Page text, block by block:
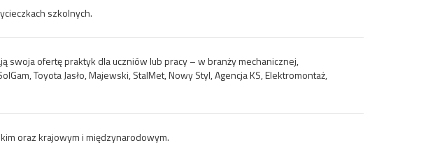
szkolnych.
swoja ofertę praktyk dla uczniów lub pracy – w branży mechanicznej,
Toyota Jasło, Majewski, StalMet, Nowy Styl, Agencja KS, Elektromontaż,
oraz krajowym i międzynarodowym.